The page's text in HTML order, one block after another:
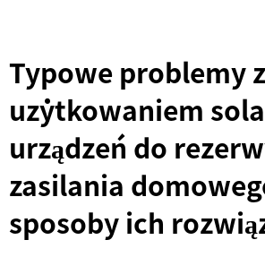
Typowe problemy
użytkowaniem
urządzeń do
zasilania
sposoby ich